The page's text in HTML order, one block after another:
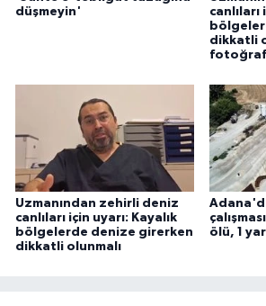
düşmeyin'
canlıları
dikkatli
Uzmanından zehirli deniz
canlıları için uyarı: Kayalık
bölgelerde denize girerken
dikkatli olunmalı
ölü, 1